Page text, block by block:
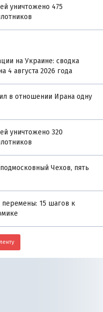
уничтожено 475
на Украине: сводка
4 августа 2026 года
в отношении Ирана одну
уничтожено 320
Чехов, пять
перемены: 15 шагов к